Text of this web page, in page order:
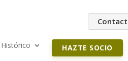
Histórico HAZTE SOCIO